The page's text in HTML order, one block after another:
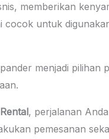
memberikan
untuk
menjadi
, perjalanan
pemesanan